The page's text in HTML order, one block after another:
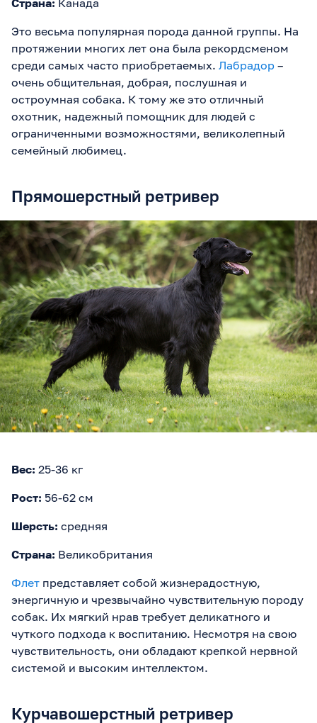
Страна: Канада
Это весьма популярная порода данной группы. На
протяжении многих лет она была рекордсменом
среди самых часто приобретаемых. Лабрадор –
очень общительная, добрая, послушная и
остроумная собака. К тому же это отличный
охотник, надежный помощник для людей с
ограниченными возможностями, великолепный
семейный любимец.
Прямошерстный ретривер
Вес: 25-36 кг
Рост: 56-62 см
Шерсть: средняя
Страна: Великобритания
Флет представляет собой жизнерадостную,
энергичную и чрезвычайно чувствительную породу
собак. Их мягкий нрав требует деликатного и
чуткого подхода к воспитанию. Несмотря на свою
чувствительность, они обладают крепкой нервной
системой и высоким интеллектом.
Курчавошерстный ретривер